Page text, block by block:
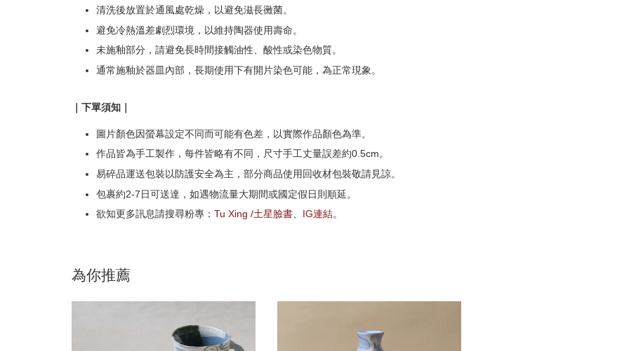
清洗後放置於通風處乾燥，以避免滋長黴菌。
避免冷熱溫差劇烈環境，以維持陶器使用壽命。
未施釉部分，請避免長時間接觸油性、酸性或染色物質。
通常施釉於器皿內部，長期使用下有開片染色可能，為正常現象。
｜下單須知｜
圖片顏色因螢幕設定不同而可能有色差，以實際作品顏色為準。
作品皆為手工製作，每件皆略有不同，尺寸手工丈量誤差約0.5cm。
易碎品運送包裝以防護安全為主，部分商品使用回收材包裝敬請見諒。
包裹約2-7日可送達，如遇物流量大期間或國定假日則順延。
欲知更多訊息請搜尋粉專： Tu Xing /土星臉書 IG連結。
為你推薦